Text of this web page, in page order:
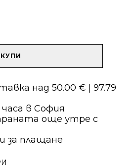
КУПИ
над 50.00 € | 97.79
в София
още утре с
за плащане